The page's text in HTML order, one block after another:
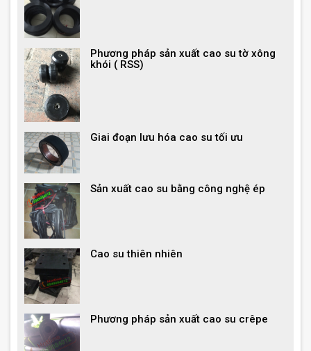
Phương pháp sản xuất cao su tờ xông
khói ( RSS)
Giai đoạn lưu hóa cao su tối ưu
Sản xuất cao su bằng công nghệ ép
Cao su thiên nhiên
Phương pháp sản xuất cao su crêpe